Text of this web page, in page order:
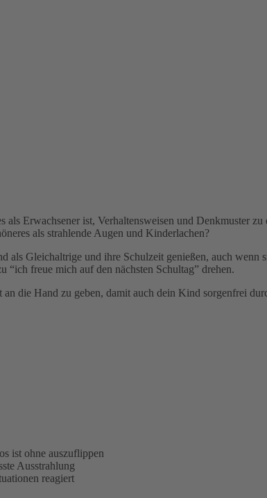
Erwachsener ist, Verhaltensweisen und Denkmuster
als strahlende Augen und Kinderlachen?
Gleichaltrige und ihre Schulzeit genießen, auch wenn
freue mich auf den nächsten Schultag” drehen.
die Hand zu geben, damit auch dein Kind sorgenfrei
ist ohne auszuflippen
Ausstrahlung
reagiert